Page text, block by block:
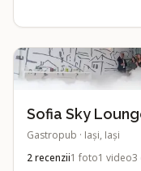
Sofia Sky
Gastropub · Iași, Iași
2recenzii1 foto1 video3